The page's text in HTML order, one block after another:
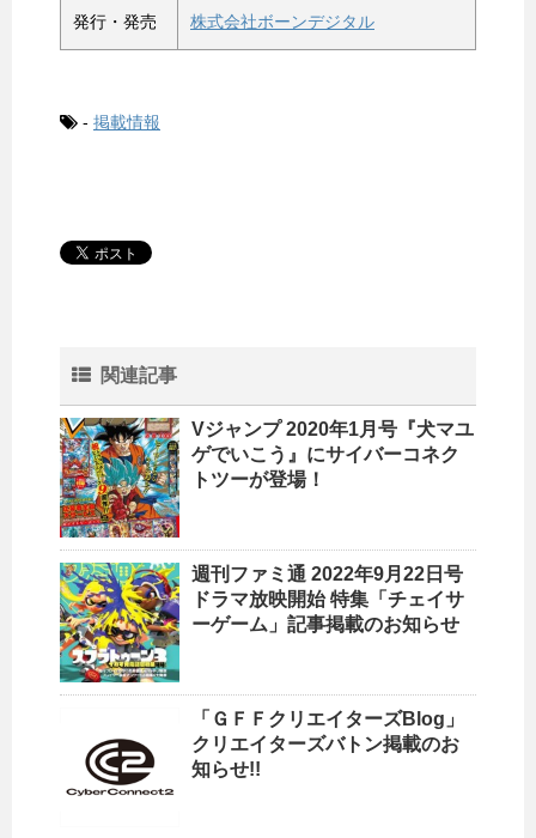
発行・発売 株式会社ボーンデジタル
- 掲載情報
関連記事
Vジャンプ 2020年1月号『犬マユ
ゲでいこう』にサイバーコネク
トツーが登場！
週刊ファミ通 2022年9月22日号
ドラマ放映開始 特集「チェイサ
ーゲーム」記事掲載のお知らせ
「ＧＦＦクリエイターズBlog」
クリエイターズバトン掲載のお
知らせ!!